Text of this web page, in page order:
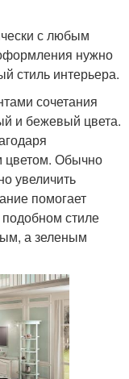
с любым
нужно
стиль интерьера.
сочетания
и бежевый цвета.
цветом. Обычно
увеличить
помогает
стиле
а зеленым